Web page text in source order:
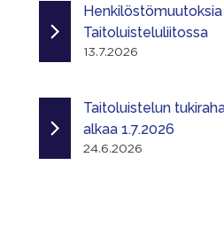
Henkilöstömuutoksia
Taitoluisteluliitossa
13.7.2026
Taitoluistelun
alkaa 1.7.2026
24.6.2026